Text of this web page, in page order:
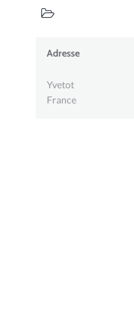
Adresse
Yvetot
France